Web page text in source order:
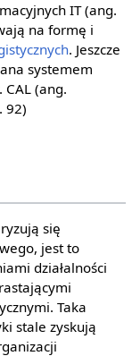
IT (ang.
na formę i
. Jeszcze
systemem
(ang.
92)
się
jest to
działalności
Taka
stale zyskują